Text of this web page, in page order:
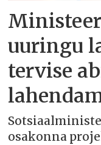
uuringu
tervise
osakonna